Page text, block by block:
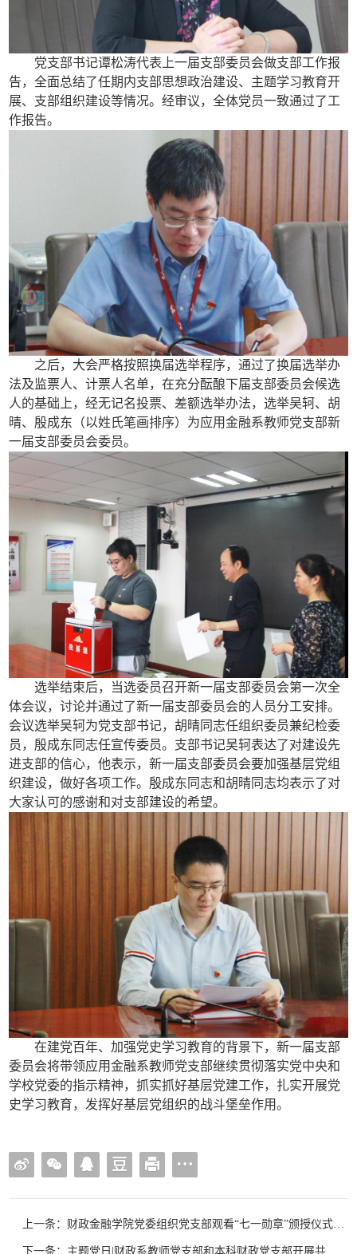
党支部书记谭松涛代表上一届支部委员会做支部工作报
告，全面总结了任期内支部思想政治建设、主题学习教育开
展、支部组织建设等情况。经审议，全体党员一致通过了工
作报告。
之后，大会严格按照换届选举程序，通过了换届选举办
法及监票人、计票人名单，在充分酝酿下届支部委员会候选
人的基础上，经无记名投票、差额选举办法，选举吴轲、胡
晴、殷成东（以姓氏笔画排序）为应用金融系教师党支部新
一届支部委员会委员。
选举结束后，当选委员召开新一届支部委员会第一次全
体会议，讨论并通过了新一届支部委员会的人员分工安排。
会议选举吴轲为党支部书记，胡晴同志任组织委员兼纪检委
员，殷成东同志任宣传委员。支部书记吴轲表达了对建设先
进支部的信心，他表示，新一届支部委员会要加强基层党组
织建设，做好各项工作。殷成东同志和胡晴同志均表示了对
大家认可的感谢和对支部建设的希望。
在建党百年、加强党史学习教育的背景下，新一届支部
委员会将带领应用金融系教师党支部继续贯彻落实党中央和
学校党委的指示精神，抓实抓好基层党建工作，扎实开展党
史学习教育，发挥好基层党组织的战斗堡垒作用。
上一条：财政金融学院党委组织党支部观看“七一勋章”颁授仪式直播，推进党史学习教育